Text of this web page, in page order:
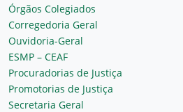
Órgãos Colegiados
Corregedoria Geral
Ouvidoria-Geral
ESMP – CEAF
Procuradorias de Justiça
Promotorias de Justiça
Secretaria Geral